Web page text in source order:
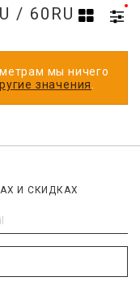
/ 60RU
мы ничего
значения
И СКИДКАХ